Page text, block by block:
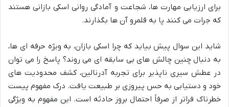
برای ارزیابی مهارت ها، شجاعت و آمادگی روانی اسکی بازانی هستند
که جرات می کنند پا به قلمرو آن ها بگذارند.
شاید این سوال پیش بیاید که چرا اسکی بازان، به ویژه حرفه ای ها،
به دنبال چنین چالش های بی سابقه ای می روند؟ پاسخ را می توان
در عطش سیری ناپذیر برای تجربه آدرنالین، کشف محدودیت های
خود و دستیابی به حس پیروزی بر طبیعت یافت. درک مفهوم پیست
خطرناک فراتر از صرفاً احتمال بروز حادثه است. این مفهوم به ویژگی